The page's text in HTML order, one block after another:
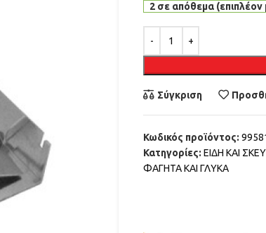
2 σε απόθεμα (επιπλέον
Σύγκριση
Κωδικός προϊόντος:
Κατηγορίες: ΕΙΔΗ ΚΑΙ
ΦΑΓΗΤΑ ΚΑΙ ΓΛΥΚΑ